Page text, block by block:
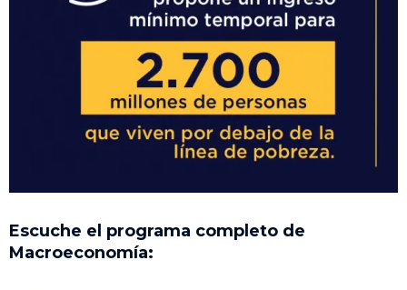
Escuche el programa completo de
Macroeconomía: